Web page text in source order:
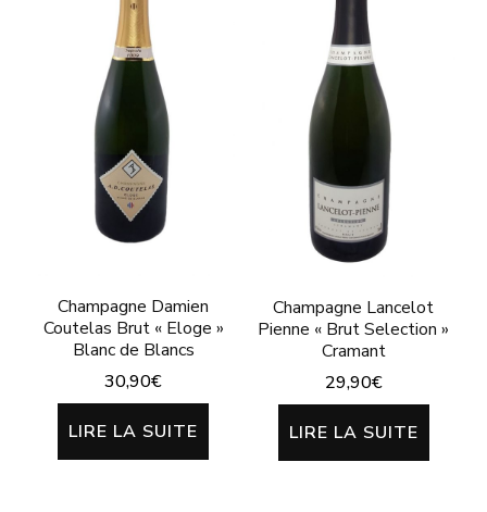
Champagne Damien
Coutelas Brut « Eloge »
Blanc de Blancs
30,90€
LIRE LA SUITE
Champagne Lancelot
Pienne « Brut Selection »
Cramant
29,90€
LIRE LA SUITE